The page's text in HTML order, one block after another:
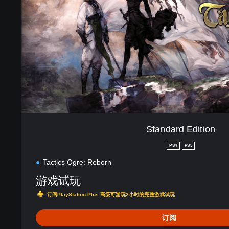
E
d
o
n
Standard Edition
PS4 PS5
Tactics Ogre: Reborn
游戏试玩
订阅PlayStation Plus 高级可游玩2小时的完整游戏试玩
订阅